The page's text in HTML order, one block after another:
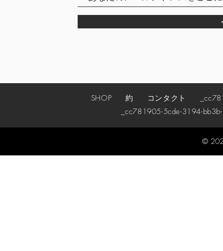
SHOP 約 コンタクト
_cc781905-5cde-3194-
©